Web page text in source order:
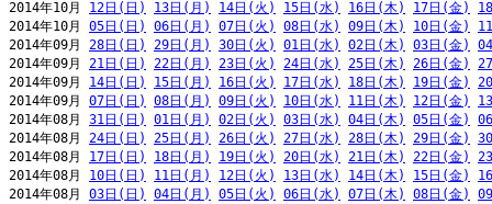
2014年10月 12日(日) 13日(月) 14日(火) 15日(水) 16日(木) 17日(金)
2014年10月 05日(日) 06日(月) 07日(火) 08日(水) 09日(木) 10日(金)
2014年09月 28日(日) 29日(月) 30日(火) 01日(水) 02日(木) 03日(金)
2014年09月 21日(日) 22日(月) 23日(火) 24日(水) 25日(木) 26日(金)
2014年09月 14日(日) 15日(月) 16日(火) 17日(水) 18日(木) 19日(金)
2014年09月 07日(日) 08日(月) 09日(火) 10日(水) 11日(木) 12日(金)
2014年08月 31日(日) 01日(月) 02日(火) 03日(水) 04日(木) 05日(金)
2014年08月 24日(日) 25日(月) 26日(火) 27日(水) 28日(木) 29日(金)
2014年08月 17日(日) 18日(月) 19日(火) 20日(水) 21日(木) 22日(金)
2014年08月 10日(日) 11日(月) 12日(火) 13日(水) 14日(木) 15日(金)
2014年08月 03日(日) 04日(月) 05日(火) 06日(水) 07日(木) 08日(金)